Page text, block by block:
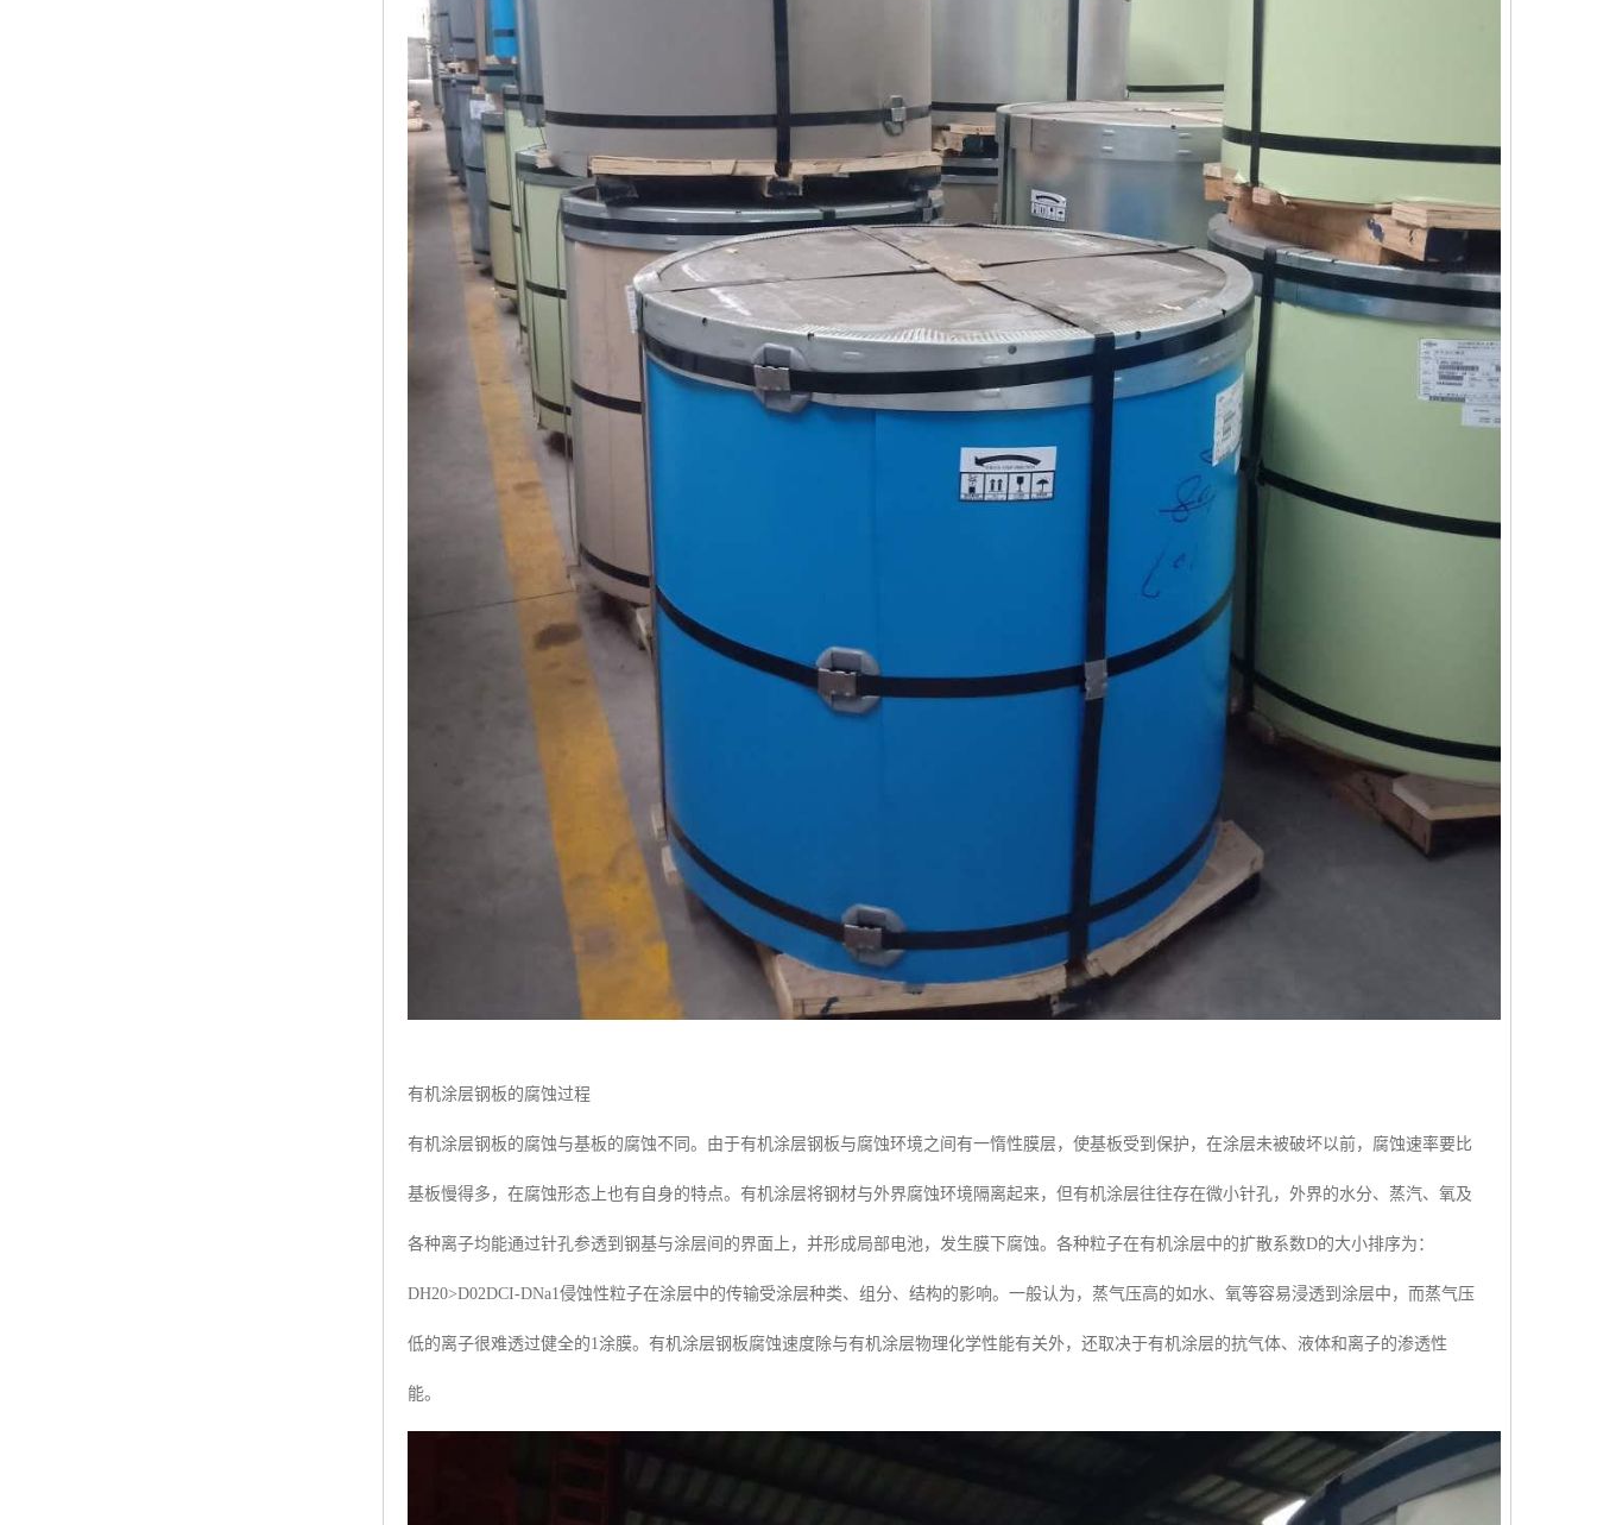
有机涂层钢板的腐蚀过程
有机涂层钢板的腐蚀与基板的腐蚀不同。由于有机涂层钢板与腐蚀环境之间有一惰性膜层，使基板受到保护，在涂层未被破坏以前，腐蚀速率要比
基板慢得多，在腐蚀形态上也有自身的特点。有机涂层将钢材与外界腐蚀环境隔离起来，但有机涂层往往存在微小针孔，外界的水分、蒸汽、氧及
各种离子均能通过针孔参透到钢基与涂层间的界面上，并形成局部电池，发生膜下腐蚀。各种粒子在有机涂层中的扩散系数D的大小排序为：
DH20>D02DCI-DNa1侵蚀性粒子在涂层中的传输受涂层种类、组分、结构的影响。一般认为，蒸气压高的如水、氧等容易浸透到涂层中，而蒸气压
低的离子很难透过健全的1涂膜。有机涂层钢板腐蚀速度除与有机涂层物理化学性能有关外，还取决于有机涂层的抗气体、液体和离子的渗透性
能。